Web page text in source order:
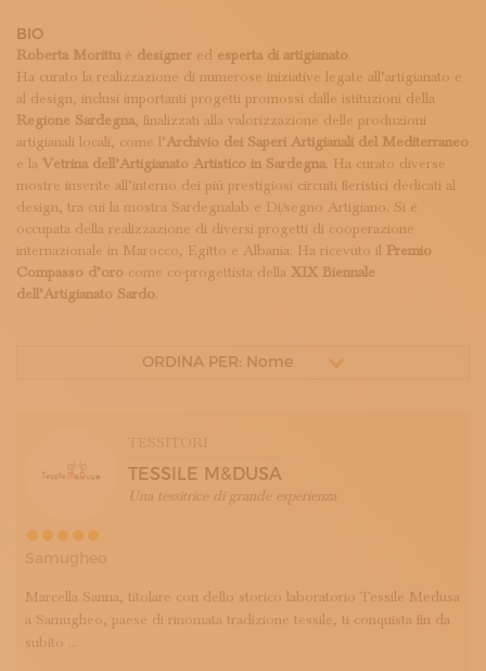
SOSTIENICI
MAGAZINE
TUTTI I CONTENUTI
NEWS
INTERVISTE
ITINERARI
ISCRIVITI
LOGIN
BIO
Roberta Morittu è designer ed esperta di artigianato.
Ha curato la realizzazione di numerose iniziative legate all’artigianato e
al design, inclusi importanti progetti promossi dalle istituzioni della
Regione Sardegna, finalizzati alla valorizzazione delle produzioni
artigianali locali, come l’Archivio dei Saperi Artigianali del Mediterraneo
e la Vetrina dell’Artigianato Artistico in Sardegna. Ha curato diverse
mostre inserite all’interno dei più prestigiosi circuiti fieristici dedicati al
design, tra cui la mostra Sardegnalab e Di/segno Artigiano. Si è
occupata della realizzazione di diversi progetti di cooperazione
internazionale in Marocco, Egitto e Albania. Ha ricevuto il Premio
Compasso d’oro come co-progettista della XIX Biennale
dell’Artigianato Sardo.
ORDINA PER: Nome
TESSILE M&DUSA
Una tessitrice di grande esperienza
Marcella Sanna, titolare con dello storico laboratorio Tessile Medusa
a Samugheo, paese di rinomata tradizione tessile, ti conquista fin da
subito ...